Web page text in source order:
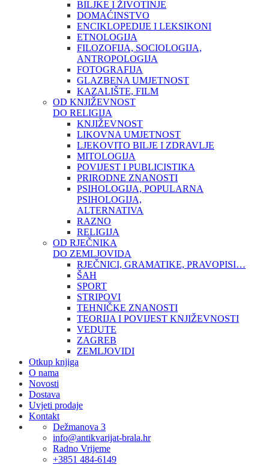
BILJKE I ŽIVOTINJE
DOMAĆINSTVO
ENCIKLOPEDIJE I LEKSIKONI
ETNOLOGIJA
FILOZOFIJA, SOCIOLOGIJA,
ANTROPOLOGIJA
FOTOGRAFIJA
GLAZBENA UMJETNOST
KAZALIŠTE, FILM
OD KNJIŽEVNOST
DO RELIGIJA
KNJIŽEVNOST
LIKOVNA UMJETNOST
LJEKOVITO BILJE I ZDRAVLJE
MITOLOGIJA
POVIJEST I PUBLICISTIKA
PRIRODNE ZNANOSTI
PSIHOLOGIJA, POPULARNA
PSIHOLOGIJA,
ALTERNATIVA
RAZNO
RELIGIJA
OD RJEČNIKA
DO ZEMLJOVIDA
RJEČNICI, GRAMATIKE, PRAVOPISI…
ŠAH
SPORT
STRIPOVI
TEHNIČKE ZNANOSTI
TEORIJA I POVIJEST KNJIŽEVNOSTI
VEDUTE
ZAGREB
ZEMLJOVIDI
Otkup knjiga
O nama
Novosti
Dostava
Uvjeti prodaje
Kontakt
Dežmanova 3
info@antikvarijat-brala.hr
Radno Vrijeme
+3851 484-6149